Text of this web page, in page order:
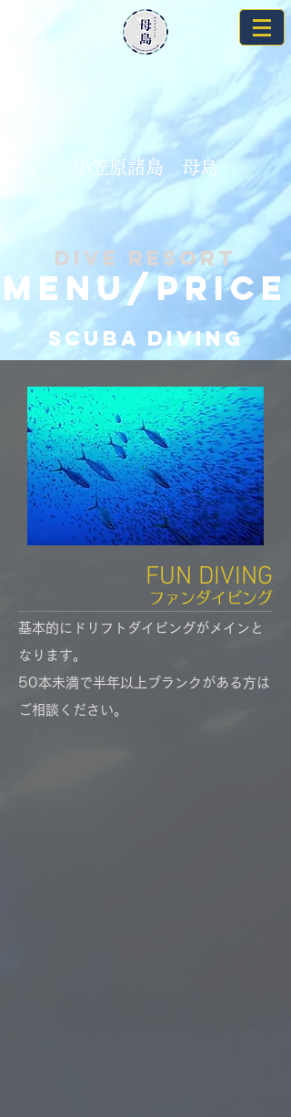
​小笠原諸島 母島
DIVE RESORT
MENU/PRICE
SCUBA DIVING
FUN DIVING
ファンダイビング
基本的にドリフトダイビングがメインと
なります。​
​50本未満で半年以上ブランクがある方は
ご相談ください。